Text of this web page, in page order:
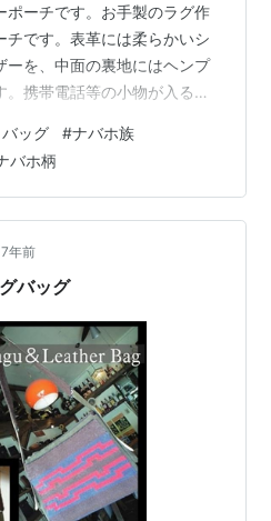
ポーチです。お手製のラグ作
チです。表革には柔らかいシ
ーを、中面の裏地にはヘンプ
携帯電話等の小物が入るポ
グ／羊毛（天然染料染め）
織 革工房Taku (Kyoto) Mail
leathertaku Tel 080-
taku.com/…
ッグ #ナバホ族
バホ柄
年前
バッグ